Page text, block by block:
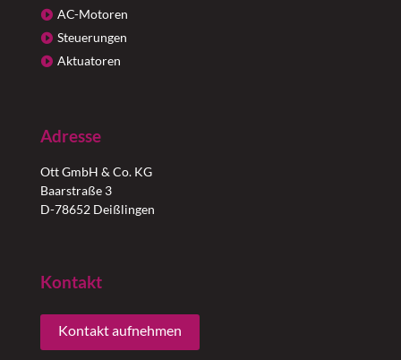
AC-Motoren
Steuerungen
Aktuatoren
Adresse
Ott GmbH & Co. KG
Baarstraße 3
D-78652 Deißlingen
Kontakt
Kontakt aufnehmen